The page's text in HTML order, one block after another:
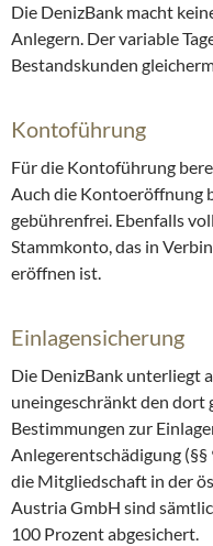
Die DenizBank macht
Anlegern. Der variable
Bestandskunden
Kontoführung
Für die Kontoführung
Auch die Kontoeröffnung
gebührenfrei. Ebenfalls
Stammkonto, das in
eröffnen ist.
Einlagensicherung
Die DenizBank unterliegt
uneingeschränkt den dort
Bestimmungen zur
Anlegerentschädigung
die Mitgliedschaft in der
Austria GmbH sind
100 Prozent abgesichert.